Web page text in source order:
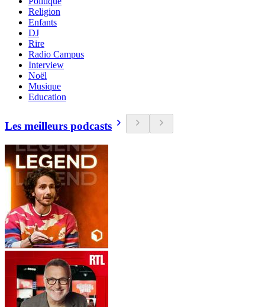
Religion
Enfants
DJ
Rire
Radio Campus
Interview
Noël
Musique
Education
Les meilleurs podcasts